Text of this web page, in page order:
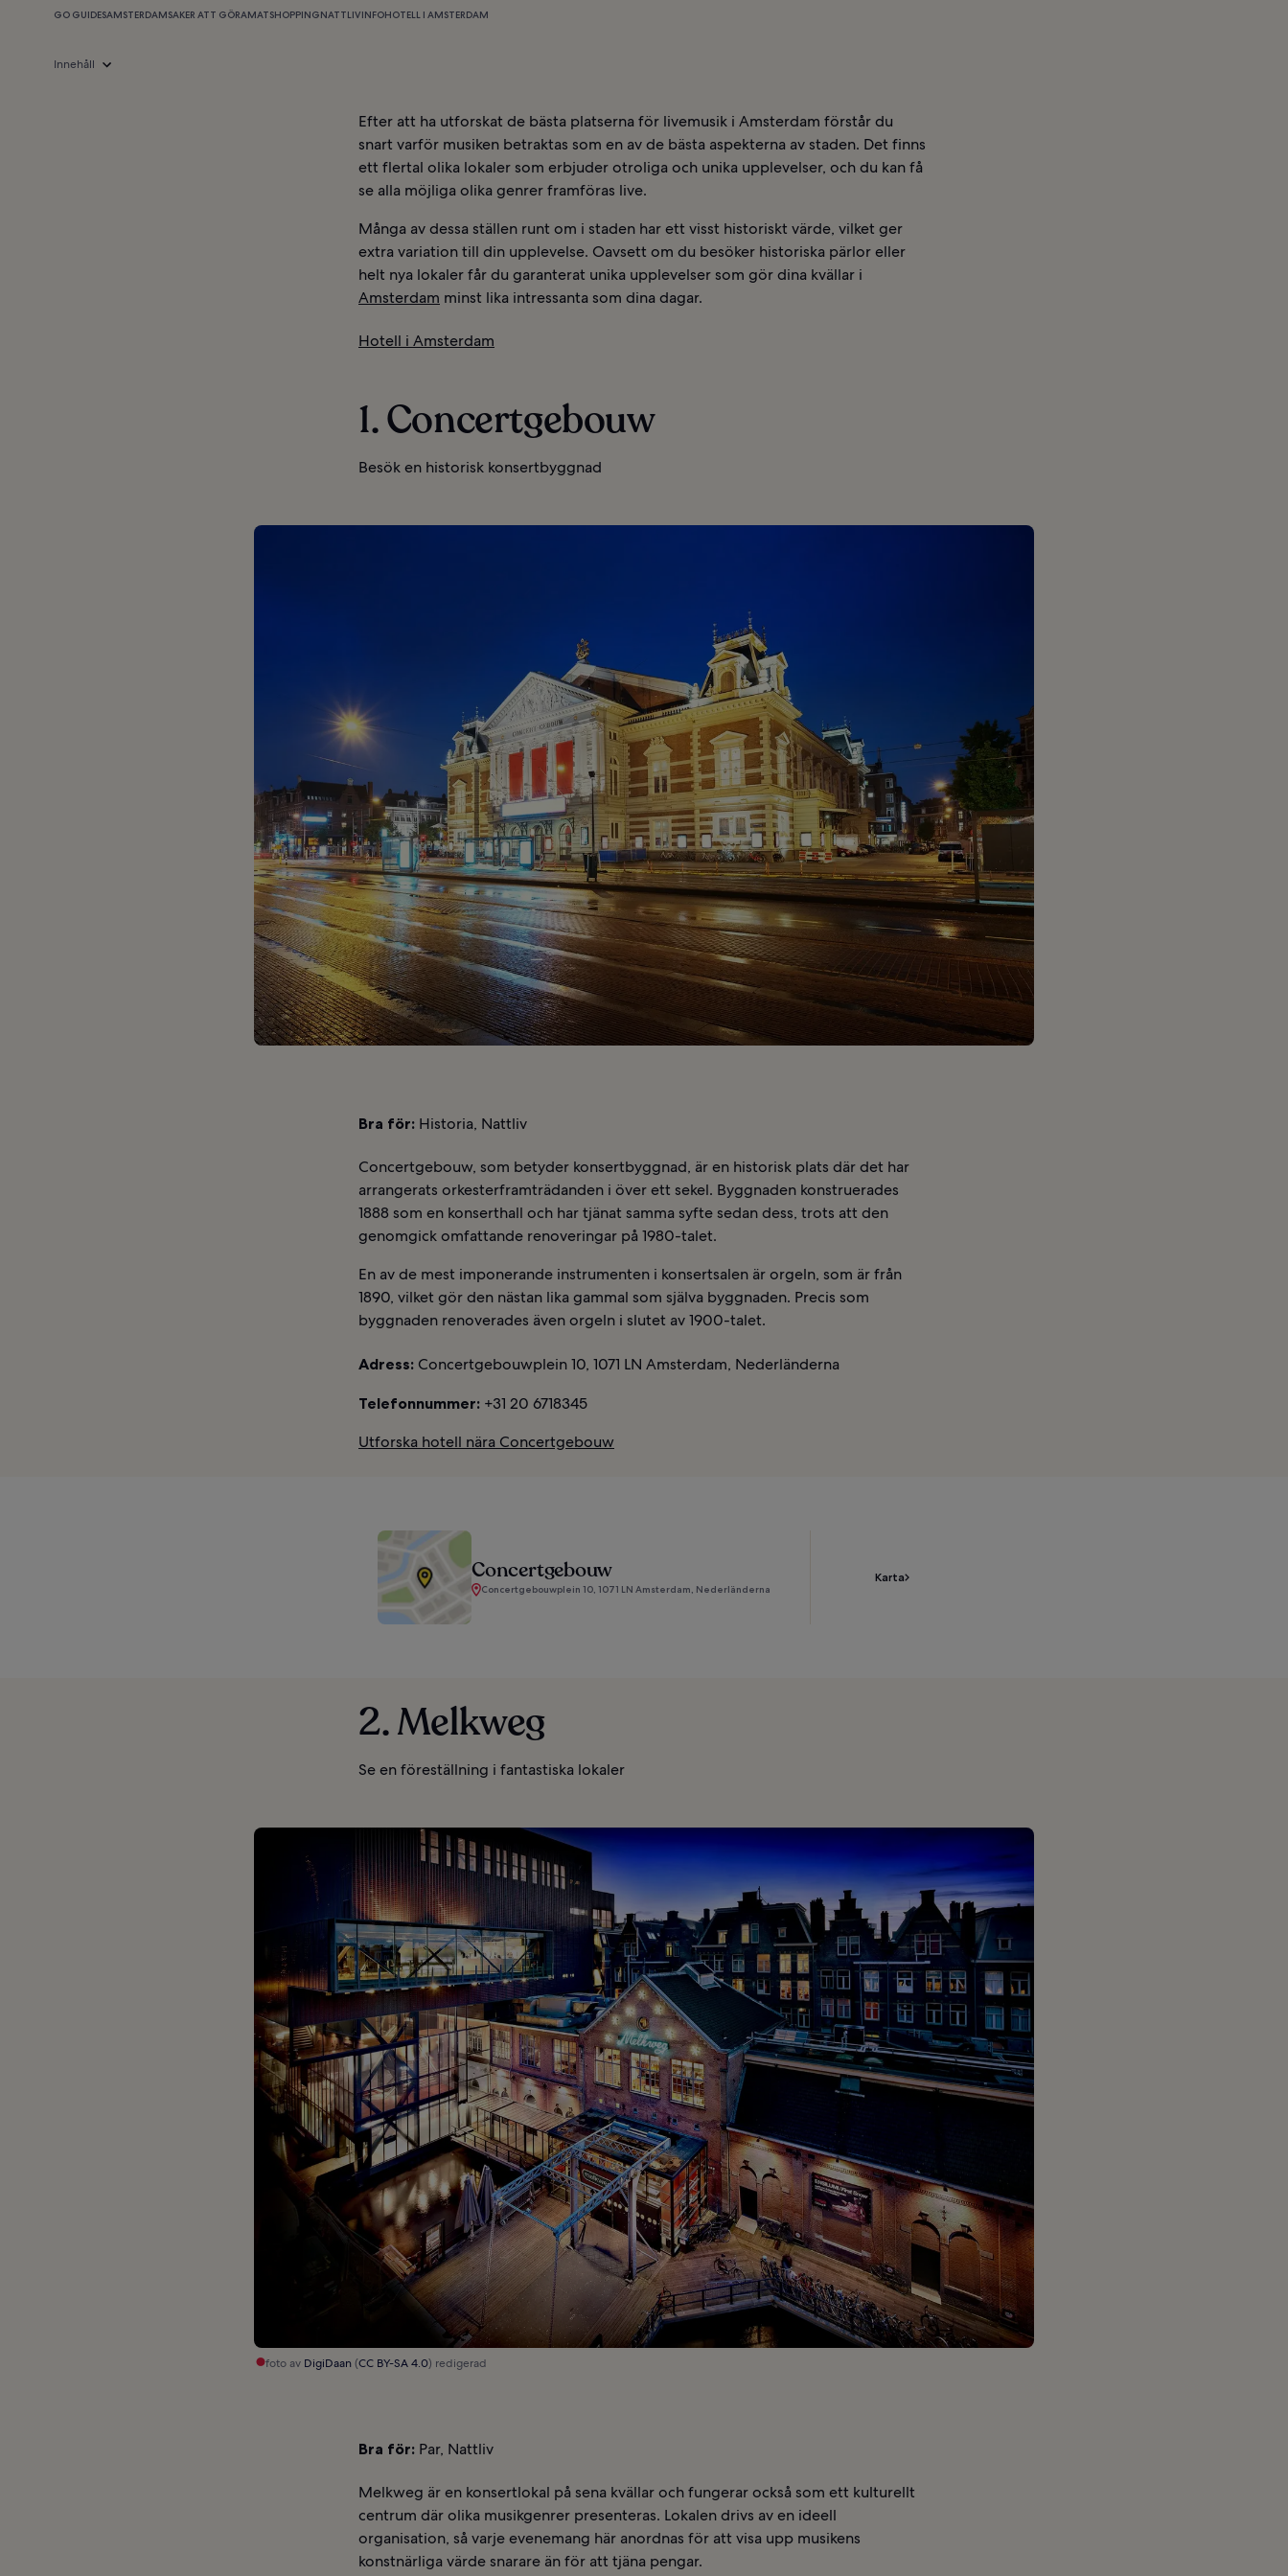
GO GUIDESAMSTERDAMSAKER ATT GÖRAMATSHOPPINGNATTLIVINFOHOTELL I AMSTERDAM
Innehåll
Efter att ha utforskat de bästa platserna för livemusik i Amsterdam förstår du
snart varför musiken betraktas som en av de bästa aspekterna av staden. Det finns
ett flertal olika lokaler som erbjuder otroliga och unika upplevelser, och du kan få
se alla möjliga olika genrer framföras live.
Många av dessa ställen runt om i staden har ett visst historiskt värde, vilket ger
extra variation till din upplevelse. Oavsett om du besöker historiska pärlor eller
helt nya lokaler får du garanterat unika upplevelser som gör dina kvällar i
Amsterdam minst lika intressanta som dina dagar.
Hotell i Amsterdam
1. Concertgebouw
Besök en historisk konsertbyggnad
Bra för: Historia, Nattliv
Concertgebouw, som betyder konsertbyggnad, är en historisk plats där det har
arrangerats orkesterframträdanden i över ett sekel. Byggnaden konstruerades
1888 som en konserthall och har tjänat samma syfte sedan dess, trots att den
genomgick omfattande renoveringar på 1980-talet.
En av de mest imponerande instrumenten i konsertsalen är orgeln, som är från
1890, vilket gör den nästan lika gammal som själva byggnaden. Precis som
byggnaden renoverades även orgeln i slutet av 1900-talet.
Adress: Concertgebouwplein 10, 1071 LN Amsterdam, Nederländerna
Telefonnummer: +31 20 6718345
Utforska hotell nära Concertgebouw
Concertgebouw
Concertgebouwplein 10, 1071 LN Amsterdam, Nederländerna
Karta
2. Melkweg
Se en föreställning i fantastiska lokaler
foto av DigiDaan(CC BY-SA 4.0) redigerad
Bra för: Par, Nattliv
Melkweg är en konsertlokal på sena kvällar och fungerar också som ett kulturellt
centrum där olika musikgenrer presenteras. Lokalen drivs av en ideell
organisation, så varje evenemang här anordnas för att visa upp musikens
konstnärliga värde snarare än för att tjäna pengar.